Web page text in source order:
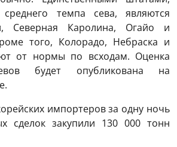
темпа сева, являются
Северная Каролина, Огайо и
того, Колорадо, Небраска и
от нормы по всходам. Оценка
будет опубликована на
импортеров за одну ночь
сделок закупили 130 000 тонн